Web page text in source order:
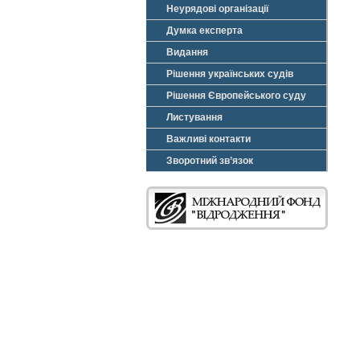
Неурядові організації
Думка експерта
Видання
Рішення українських судів
Рішення Європейського суду
Листування
Важливі контакти
Зворотний зв’язок